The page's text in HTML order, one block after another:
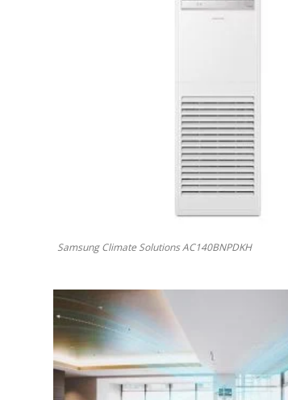
Samsung Climate Solutions AC140BNPDKH